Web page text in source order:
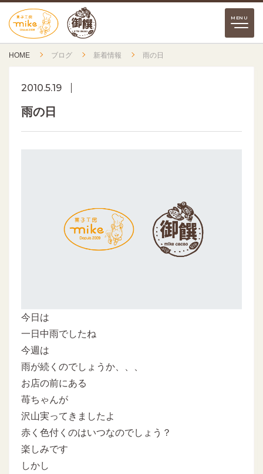
HOME ブログ 新着情報 雨の日
2010.5.19
雨の日
今日は
一日中雨でしたね
今週は
雨が続くのでしょうか、、、
お店の前にある
苺ちゃんが
沢山実ってきましたよ
赤く色付くのはいつなのでしょう？
楽しみです
しかし